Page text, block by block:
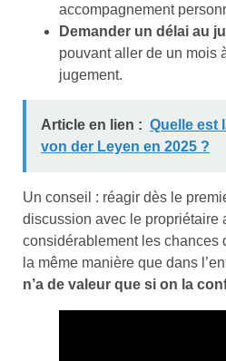
accompagnement
Demander un délai au
pouvant aller de un mois
jugement.
Article en lien : Quelle est
von der Leyen en 2025 ?
Un conseil : réagir dès le
discussion avec le propriétaire
considérablement les chances
la même manière que dans
n’a de valeur que si on la